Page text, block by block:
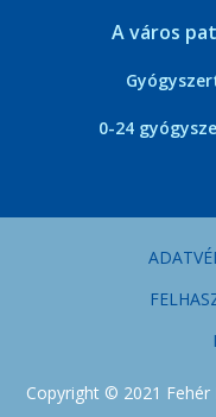
A város
0-24
Copyright © 2021